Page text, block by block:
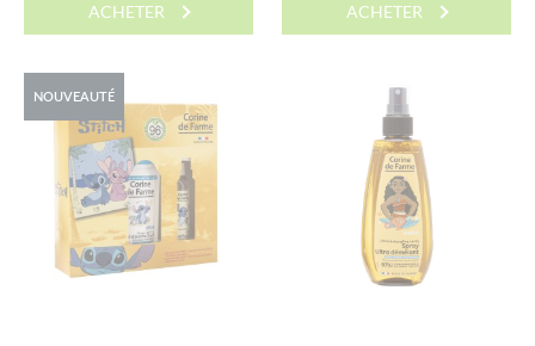
ACHETER ACHETER
NOUVEAUTÉ